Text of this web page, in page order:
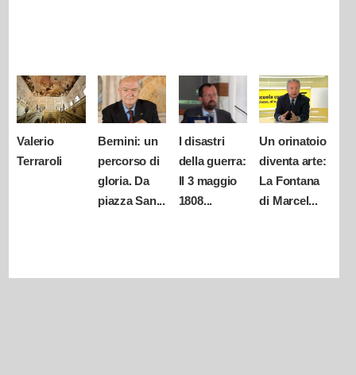
Valerio
Terraroli
Bernini: un
percorso di
gloria. Da
piazza San...
I disastri
della guerra:
Il 3 maggio
1808...
Un orinatoio
diventa arte:
La Fontana
di Marcel...